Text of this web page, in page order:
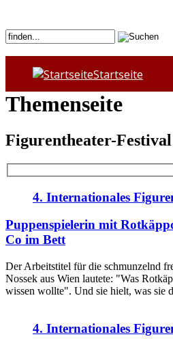
Startseite
Themenseite
Figurentheater-Festival
4. Internationales
Puppenspielerin mit
Co im Bett
Der Arbeitstitel für die schmunzelnd
Nossek aus Wien lautete: "Was
wissen wollte". Und sie hielt, was sie
4. Internationales